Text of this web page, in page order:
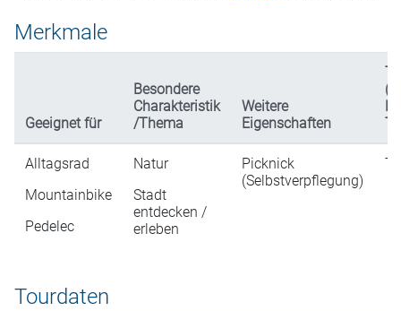
Merkmale
Geeignet für
Besondere
Charakteristik
/Thema
Weitere
Eigenschaften
Alltagsrad
Mountainbike
Pedelec
Natur
Stadt
entdecken /
erleben
Picknick
(Selbstverpflegung)
Tourdaten